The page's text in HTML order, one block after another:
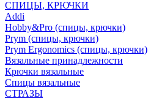
СПИЦЫ, КРЮЧКИ
Addi
Hobby&Pro (спицы, крючки)
Prym (спицы, крючки)
Prym Ergonomics (спицы, крючки)
Вязальные принадлежности
Крючки вязальные
Спицы вязальные
СТРАЗЫ